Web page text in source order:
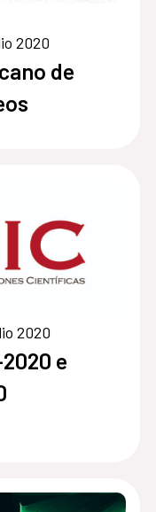
2020
de
2020
e